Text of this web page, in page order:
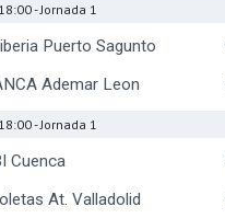
- Jornada 1
Puerto Sagunto
Ademar Leon
- Jornada 1
Cuenca
At. Valladolid